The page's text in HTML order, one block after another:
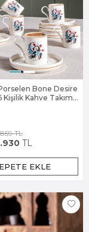
Bone Desire
Kişilik Kahve Takımı
TL
TL
EKLE